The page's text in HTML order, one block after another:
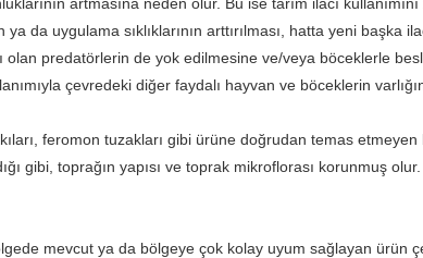
da uygulama sıklıklarının arttırılması, hatta yeni başka
predatörlerin de yok edilmesine ve/veya böceklerle
çevredeki diğer faydalı hayvan ve böceklerin
feromon tuzakları gibi ürüne doğrudan temas
gibi, toprağın yapısı ve toprak mikroflorası korunmuş
mevcut ya da bölgeye çok kolay uyum sağlayan ürün